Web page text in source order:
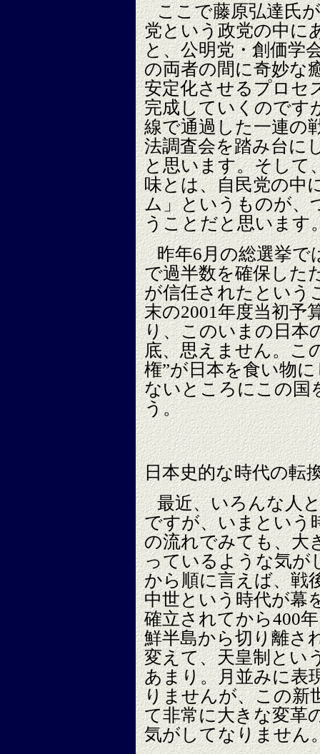
ここで藤原弘達氏
党という政党の中に
と、公明党・創価学
の両者の間に奇妙な
安定化させるプロセ
完成していくのです
線で通過した一連の
法調査会を踏み台に
と思います。そして
味とは、自民党の中
ム」というものが、
うことだと思います
昨年6月の総選挙で
で過半数を確保した
が信任されたという
末の2001年度当初予
り、このいまの日本
底、思えません。こ
権”が日本を食い物
ないところにこの国
う。
日本史的な時代の転
最近、いろんな人
ですが、いまという
の流れでみても、大
っているような気が
から順に言えば、戦
中世という時代が幕
確立されてから400
鮮半島から切り離さ
変えて、天皇制とい
あまり。月並みに表
りませんが、この新
て非常に大きな変革
気がしてなりません